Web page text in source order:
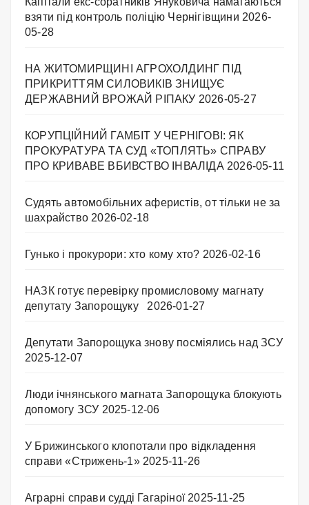
взяти під контроль поліцію Чернігівщини 2026-
05-28
НА ЖИТОМИРЩИНІ АГРОХОЛДИНГ ПІД
ПРИКРИТТЯМ СИЛОВИКІВ ЗНИЩУЄ
ДЕРЖАВНИЙ ВРОЖАЙ РІПАКУ ​ 2026-05-27
КОРУПЦІЙНИЙ ГАМБІТ У ЧЕРНІГОВІ: ЯК
ПРОКУРАТУРА ТА СУД «ТОПЛЯТЬ» СПРАВУ
ПРО КРИВАВЕ ВБИВСТВО ІНВАЛІДА 2026-05-11
Судять автомобільних аферистів, от тільки не за
шахрайство 2026-02-18
Гунько і прокурори: хто кому хто? 2026-02-16
НАЗК готує перевірку промисловому магнату
депутату Запорощуку
2026-01-27
Депутати Запорощука знову посміялись над ЗСУ
2025-12-07
Люди ічнянського магната Запорощука блокують
допомогу ЗСУ 2025-12-06
У Брижинського клопотали про відкладення
справи «Стрижень-1» 2025-11-26
Аграрні справи судді Гагаріної 2025-11-25